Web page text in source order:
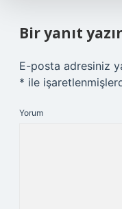
Bir yanıt
E-posta adresiniz
* ile
Yorum